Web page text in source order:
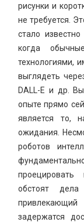
рисунки и
не требуется.
стало
когда
технологиями,
выглядеть
DALL-E и др.
опыте прямо
является то,
ожидания.
роботов
обстоят
задержатся